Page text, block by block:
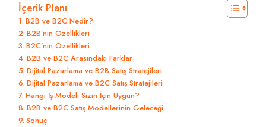
İçerik Planı
B2B ve B2C Nedir?
B2B’nin Özellikleri
B2C’nin Özellikleri
B2B ve B2C Arasındaki Farklar
Dijital Pazarlama ve B2B Satış Stratejileri
Dijital Pazarlama ve B2C Satış Stratejileri
Hangi İş Modeli Sizin İçin Uygun?
B2B ve B2C Satış Modellerinin Geleceği
Sonuç